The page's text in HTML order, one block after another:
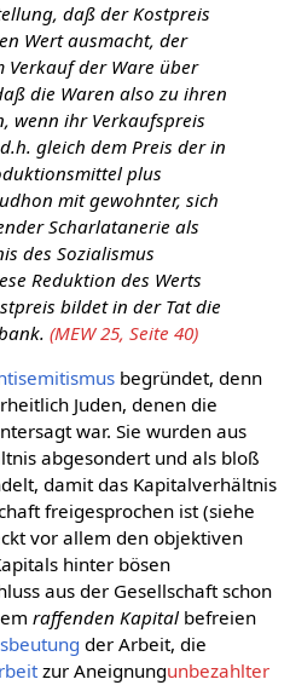
daß der Kostpreis
Wert ausmacht, der
Verkauf der Ware über
die Waren also zu ihren
wenn ihr Verkaufspreis
gleich dem Preis der in
plus
mit gewohnter, sich
Scharlatanerie als
des Sozialismus
Reduktion des Werts
bildet in der Tat die
(MEW 25, Seite 40)
begründet, denn
Juden, denen die
war. Sie wurden aus
abgesondert und als bloß
damit das Kapitalverhältnis
freigesprochen ist (siehe
vor allem den objektiven
hinter bösen
aus der Gesellschaft schon
raffenden Kapitalbefreien
der Arbeit, die
zur Aneignungunbezahlter